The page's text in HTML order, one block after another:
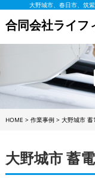
大野城市、春日市、筑
合同会社ライフ
HOME > 作業事例> 大野城市 蓄
大野城市 蓄